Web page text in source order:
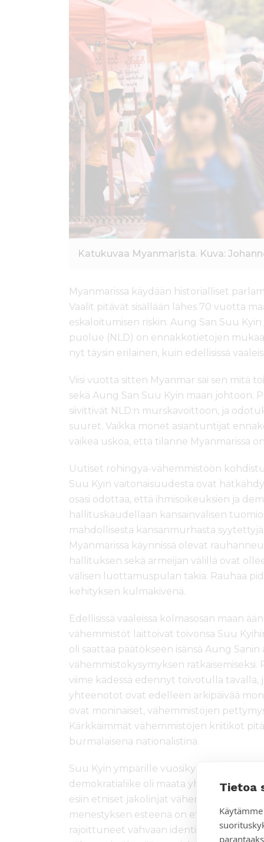
Tietoa
Katukuvaa Myanmarista. Kuva:
Myanmarissa käydään historialliset
Vaalit pitävät sisällään lähes 70 vuotta
eskaloitumisen riskin. Aung San Suu
puolue (NLD) on ennakkotietojen
nyt täysin erilainen, kuin edellisissä
Viisi vuotta sitten Myanmar sai sen mitä
sekä Aung San Suu Kyin maan johtoon.
siivittivät NLD:n murskavoittoon, ja
suuret. Vaikka monet asiantuntijat
vaikea uskoa, että tilanne Myanmarissa
Uutiset rohingya-vähemmistöön
Suu Kyin vaitonaisuudesta ovat
osasi odottaa, että ihmisoikeuksien ja
hallituskaudellaan kansainvälisen
mahdollisesta kansanmurhasta syytettyjä
Myanmarissa käynnissä olevat
hallituksen sekä armeijan välillä ovat
välisen luottamuspulan takia. Rauhaa
kehityksen kulmakivenä.
Edellisissä vaaleissa kolmasosan maan
vähemmistöt laittoivat toivonsa Suu
oli saattaa päätökseen isänsä Aung
vähemmistökysymyksen ratkaisemiseksi.
viime kädessä edennyt toivotulla tavalla,
yhteenotot ovat edelleen arkipäivää
ovat moninaiset, vähemmistöjen
Kärkkäimmät vähemmistöjen kriitikot
burmalaisena nationalistina.
Suu Kyin ympärille vuosikymmenten
demokratialiike oli maata yhdistävä
esiin etniset jakolinjat vähemmistöjen
menestyksen esteenä on etenkin niiden
rajoittuneet vahvaan